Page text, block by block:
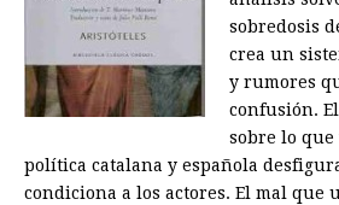
sobredosis
crea un
y rumores
confusión.
sobre lo
política catalana y española
condiciona a los actores. El mal que